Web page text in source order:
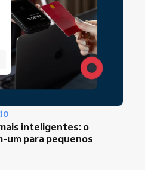
inteligentes: o
um para pequenos